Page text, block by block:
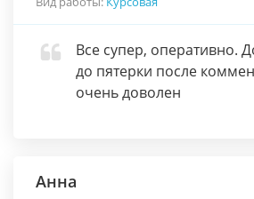
Все супер, оперативно.
до пятерки после
очень доволен
Анна